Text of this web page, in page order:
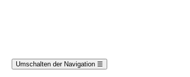
Umschalten der Navigation ☰